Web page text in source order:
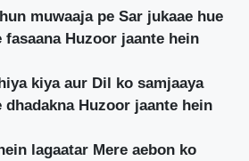
muwaaja pe Sar jukaae hue
fasaana Huzoor jaante hein
kiya aur Dil ko samjaaya
dhadakna Huzoor jaante hein
lagaatar Mere aebon ko